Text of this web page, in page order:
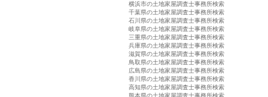
横浜市の土地家屋調査士事務所検索
千葉県の土地家屋調査士事務所検索
石川県の土地家屋調査士事務所検索
岐阜県の土地家屋調査士事務所検索
三重県の土地家屋調査士事務所検索
兵庫県の土地家屋調査士事務所検索
滋賀県の土地家屋調査士事務所検索
鳥取県の土地家屋調査士事務所検索
広島県の土地家屋調査士事務所検索
香川県の土地家屋調査士事務所検索
高知県の土地家屋調査士事務所検索
熊本県の土地家屋調査士事務所検索